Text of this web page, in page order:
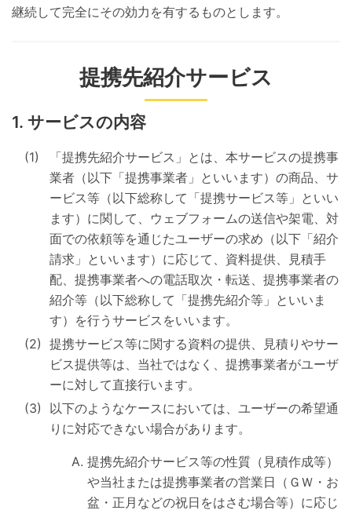
継続して完全にその効力を有するものとします。
提携先紹介サービス
サービスの内容
「提携先紹介サービス」とは、本サービスの提携事
業者（以下「提携事業者」といいます）の商品、サ
ービス等（以下総称して「提携サービス等」といい
ます）に関して、ウェブフォームの送信や架電、対
面での依頼等を通じたユーザーの求め（以下「紹介
請求」といいます）に応じて、資料提供、見積手
配、提携事業者への電話取次・転送、提携事業者の
紹介等（以下総称して「提携先紹介等」といいま
す）を行うサービスをいいます。
提携サービス等に関する資料の提供、見積りやサー
ビス提供等は、当社ではなく、提携事業者がユーザ
ーに対して直接行います。
以下のようなケースにおいては、ユーザーの希望通
りに対応できない場合があります。
提携先紹介サービス等の性質（見積作成等）
や当社または提携事業者の営業日（ＧＷ・お
盆・正月などの祝日をはさむ場合等）に応じ